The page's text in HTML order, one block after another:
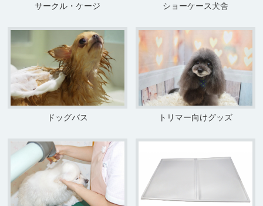
サークル・ケージ ショーケース犬舎
ドッグバス トリマー向けグッズ